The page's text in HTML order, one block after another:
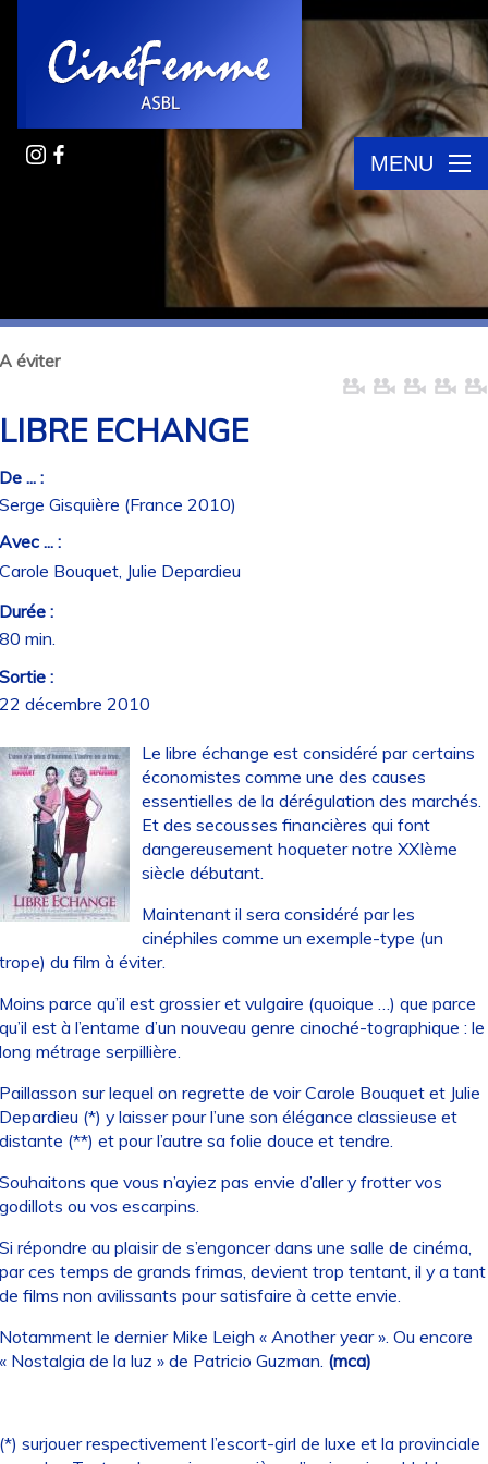
MENU
éviter
ECHANGE
... :
Gisquière (France 2010)
... :
Bouquet, Julie Depardieu
:
min.
:
décembre 2010
Le libre échange est considéré par certains
économistes comme une des causes
essentielles de la dérégulation des marchés.
Et des secousses financières qui font
dangereusement hoqueter notre XXIème
siècle débutant.
Maintenant il sera considéré par les
cinéphiles comme un exemple-type (un
du film à éviter.
parce qu’il est grossier et vulgaire (quoique …) que parce
est à l’entame d’un nouveau genre cinoché-tographique : le
métrage serpillière.
sur lequel on regrette de voir Carole Bouquet et Julie
(*) y laisser pour l’une son élégance classieuse et
(**) et pour l’autre sa folie douce et tendre.
que vous n’ayiez pas envie d’aller y frotter vos
ou vos escarpins.
répondre au plaisir de s’engoncer dans une salle de cinéma,
ces temps de grands frimas, devient trop tentant, il y a tant
films non avilissants pour satisfaire à cette envie.
le dernier Mike Leigh « Another year ». Ou encore
Nostalgia de la luz » de Patricio Guzman. (mca)
surjouer respectivement l’escort-girl de luxe et la provinciale